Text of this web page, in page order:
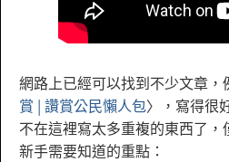
網路上已經可以找到不少文章，
賞 | 讚賞公民懶人包〉，寫得很
不在這裡寫太多重複的東西了
新手需要知道的重點：